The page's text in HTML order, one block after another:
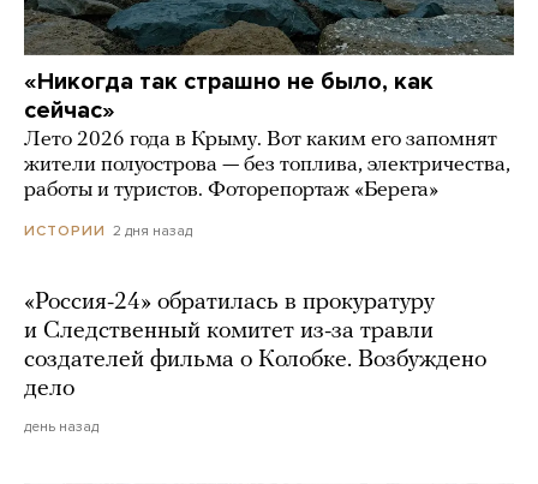
«Никогда так страшно не было, как
сейчас»
Лето 2026 года в Крыму. Вот каким его запомнят
жители полуострова — без топлива, электричества,
работы и туристов. Фоторепортаж «Берега»
ИСТОРИИ 2 дня назад
«Россия-24» обратилась в прокуратуру
и Следственный комитет из-за травли
создателей фильма о Колобке. Возбуждено
дело
день назад